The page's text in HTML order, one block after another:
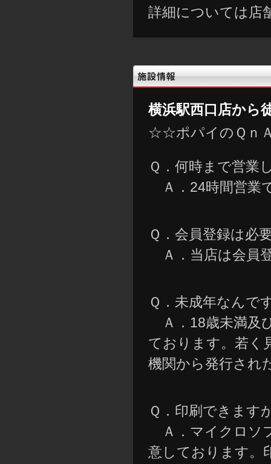
詳細については店
横浜駅西口店から
☆☆ポパイのＱｎ
Ｑ．何時まで営業
Ａ．24時間営業
Ｑ．会員登録は必
Ａ．当店は会員
Ｑ．未成年なんで
Ａ．18歳未満及
ております。若く
機関から発行され
Ｑ．印刷できます
Ａ．マイクロソ
意しております。